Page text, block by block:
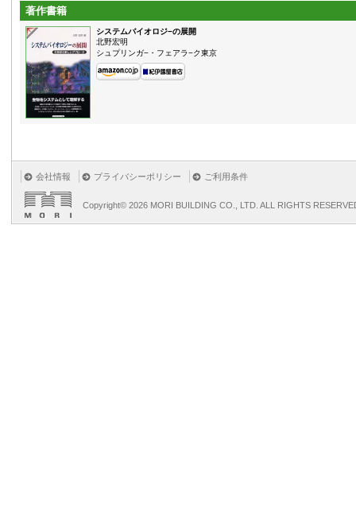
著作書籍
システムバイオロジ−の展開
北野宏明
シュプリンガ−・フェアラ−ク東京
会社情報 プライバシーポリシー ご利用条件
Copyright© 2026 MORI BUILDING CO., LTD. ALL RIGHTS